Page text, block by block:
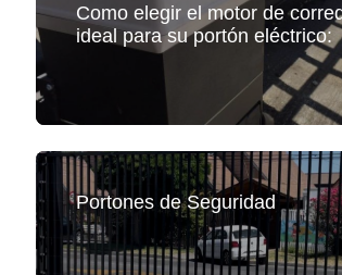
Como elegir el motor de
ideal para su portón eléctrico:
Portones de Seguridad